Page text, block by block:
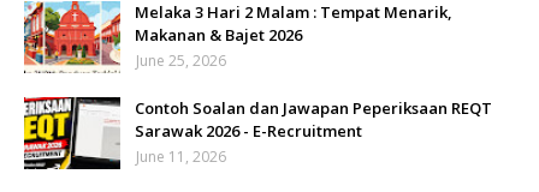
Melaka 3 Hari 2 Malam : Tempat Menarik,
Makanan & Bajet 2026
June 25, 2026
Contoh Soalan dan Jawapan Peperiksaan REQT
Sarawak 2026 - E-Recruitment
June 11, 2026